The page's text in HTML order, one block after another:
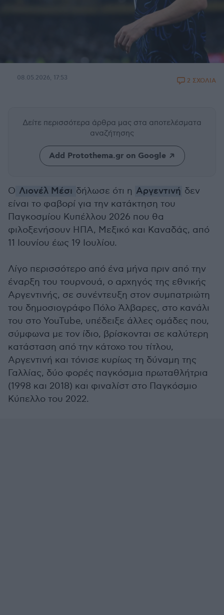
08.05.2026, 17:53 2 ΣΧΟΛΙΑ
Δείτε περισσότερα άρθρα μας στα αποτελέσματα
αναζήτησης
Add Protothema.gr on Google
Ο Λιονέλ Μέσι δήλωσε ότι η Αργεντινή δεν
είναι το φαβορί για την κατάκτηση του
Παγκοσμίου Κυπέλλου 2026 που θα
φιλοξενήσουν ΗΠΑ, Μεξικό και Καναδάς, από
11 Ιουνίου έως 19 Ιουλίου.
Λίγο περισσότερο από ένα μήνα πριν από την
έναρξη του τουρνουά, ο αρχηγός της εθνικής
Αργεντινής, σε συνέντευξη στον συμπατριώτη
του δημοσιογράφο Πόλο Άλβαρες, στο κανάλι
του στο YouTube, υπέδειξε άλλες ομάδες που,
σύμφωνα με τον ίδιο, βρίσκονται σε καλύτερη
κατάσταση από την κάτοχο του τίτλου,
Αργεντινή και τόνισε κυρίως τη δύναμη της
Γαλλίας, δύο φορές παγκόσμια πρωταθλήτρια
(1998 και 2018) και φιναλίστ στο Παγκόσμιο
Κύπελλο του 2022.